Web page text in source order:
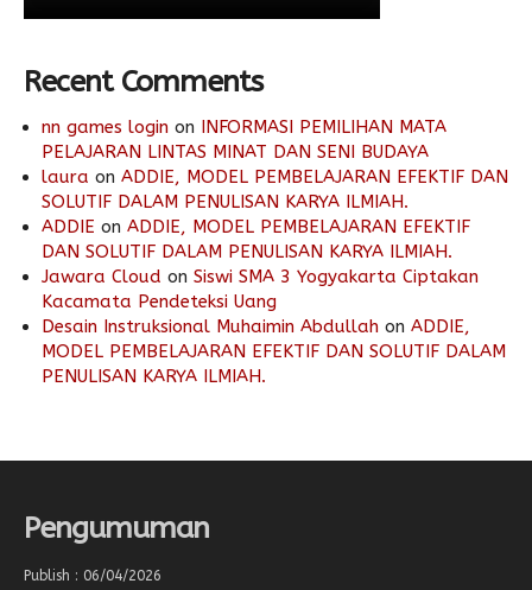
Recent Comments
nn games login on INFORMASI PEMILIHAN MATA
PELAJARAN LINTAS MINAT DAN SENI BUDAYA
laura on ADDIE, MODEL PEMBELAJARAN EFEKTIF DAN
SOLUTIF DALAM PENULISAN KARYA ILMIAH.
ADDIE on ADDIE, MODEL PEMBELAJARAN EFEKTIF
DAN SOLUTIF DALAM PENULISAN KARYA ILMIAH.
Jawara Cloud on Siswi SMA 3 Yogyakarta Ciptakan
Kacamata Pendeteksi Uang
Desain Instruksional Muhaimin Abdullah on ADDIE,
MODEL PEMBELAJARAN EFEKTIF DAN SOLUTIF DALAM
PENULISAN KARYA ILMIAH.
Pengumuman
Publish : 06/04/2026